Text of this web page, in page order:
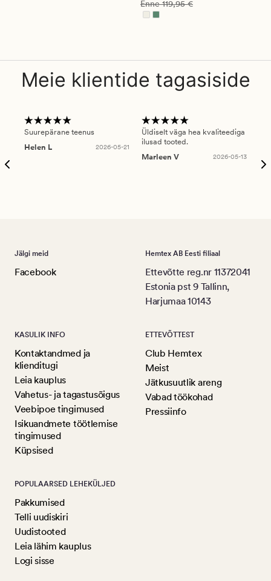
Vanlig pris_ee
Enne119,95 €
Meie klientide tagasiside
Suurepärane teenus
Helen L
2026-05-21
Üldiselt väga hea kvaliteediga
ilusad tooted.
Marleen V
2026-05-13
Jälgi meid
Facebook
Hemtex AB Eesti filiaal
Ettevõtte reg.nr 11372041
Estonia pst 9 Tallinn,
Harjumaa 10143
KASULIK INFO
Kontaktandmed ja
klienditugi
Leia kauplus
Vahetus- ja tagastusõigus
Veebipoe tingimused
Isikuandmete töötlemise
tingimused
Küpsised
ETTEVÕTTEST
Club Hemtex
Meist
Jätkusuutlik areng
Vabad töökohad
Pressiinfo
POPULAARSED LEHEKÜLJED
Pakkumised
Telli uudiskiri
Uudistooted
Leia lähim kauplus
Logi sisse